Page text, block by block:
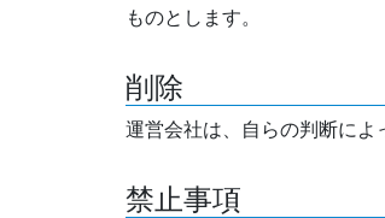
ものとします。
削除
運営会社は、自らの判断によ
禁止事項